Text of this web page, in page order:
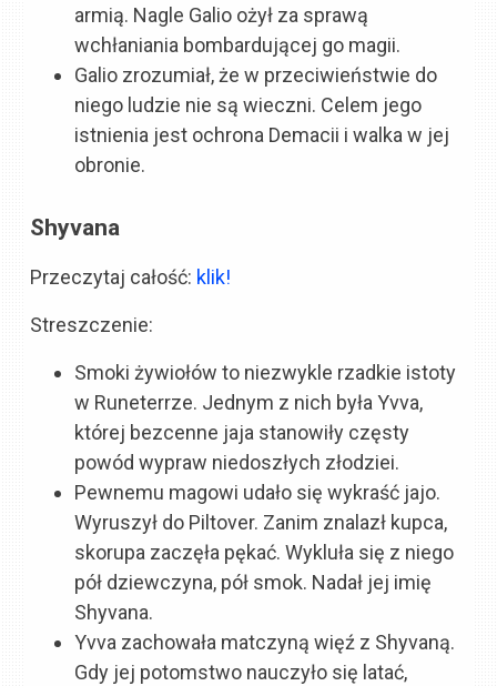
armią. Nagle Galio ożył za sprawą
wchłaniania bombardującej go magii.
Galio zrozumiał, że w przeciwieństwie do
niego ludzie nie są wieczni. Celem jego
istnienia jest ochrona Demacii i walka w jej
obronie.
Shyvana
Przeczytaj całość: klik!
Streszczenie:
Smoki żywiołów to niezwykle rzadkie istoty
w Runeterrze. Jednym z nich była Yvva,
której bezcenne jaja stanowiły częsty
powód wypraw niedoszłych złodziei.
Pewnemu magowi udało się wykraść jajo.
Wyruszył do Piltover. Zanim znalazł kupca,
skorupa zaczęła pękać. Wykluła się z niego
pół dziewczyna, pół smok. Nadał jej imię
Shyvana.
Yvva zachowała matczyną więź z Shyvaną.
Gdy jej potomstwo nauczyło się latać,